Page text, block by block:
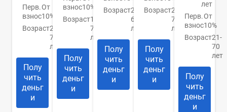
Перв.
взнос
От
10%
Возраст21-
70
лет
Полу
чить
деньг
и
взнос10%
Возраст18-
70
лет
Полу
чить
деньг
и
Возраст21-
65
лет
Полу
чить
деньг
и
Возраст21-
75
лет
Полу
чить
деньг
и
лет
Перв.
взнос
От
10%
Возраст21-
70
лет
Полу
чить
деньг
и